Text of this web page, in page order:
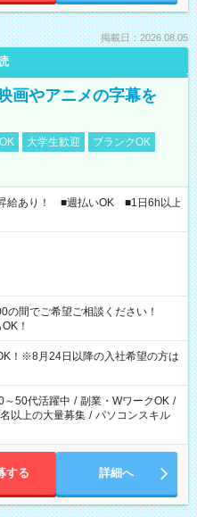
掲載日：2026.08.05
画やアニメの字幕を
大学生歓迎
ブランクOK
給あり！ ■週払いOK ■1日6h以上
の間でご希望ご相談ください！
！
！※8月24日以降の入社希望の方は
～50代活躍中 / 副業・WワークOK /
以上の大量募集 / パソコンスキル
する 詳細へ